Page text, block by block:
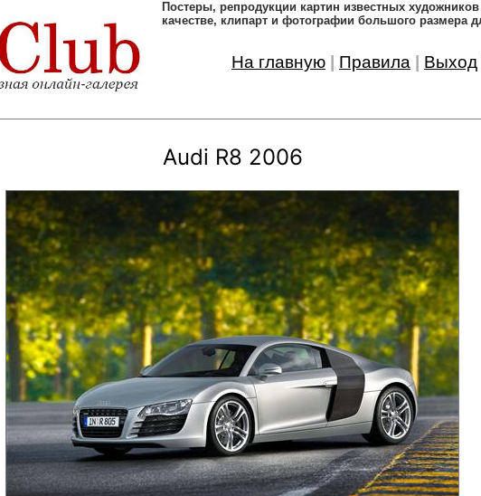
Постеры, pепродукции картин известных
качестве, клипарт и фотографии большого размера
На главную Правила Выход
Audi R8 2006